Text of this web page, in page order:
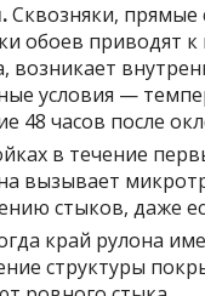
Сквозняки,
обоев приводят
возникает
условия —
48 часов после
в течение
вызывает
стыков, даже
край рулона
структуры